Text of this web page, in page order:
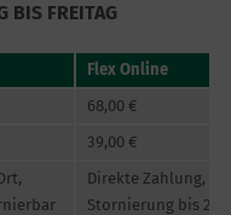
BIS FREITAG
Flex Online
68,00 €
39,00 €
Direkte Zahlung,
Stornierung bis 24